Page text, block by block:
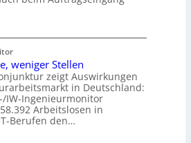
weniger Stellen
zeigt Auswirkungen
in Deutschland:
IW-Ingenieurmonitor
Arbeitslosen in
Berufen den…